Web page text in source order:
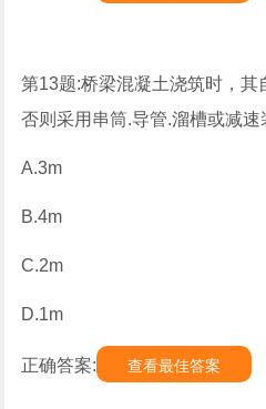
第13题:桥梁混凝土浇筑时，其
否则采用串筒.导管.溜槽或减速
A.3m
B.4m
C.2m
D.1m
正确答案: 查看最佳答案